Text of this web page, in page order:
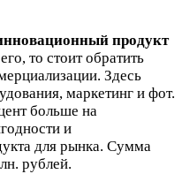
продукт
то стоит обратить
Здесь
маркетинг и фот.
больше на
и
для рынка. Сумма
рублей.